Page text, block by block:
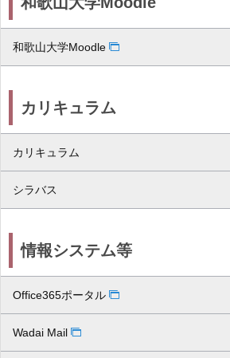
和歌山大学Moodle
カリキュラム
カリキュラム
シラバス
情報システム等
Office365ポータル
Wadai Mail